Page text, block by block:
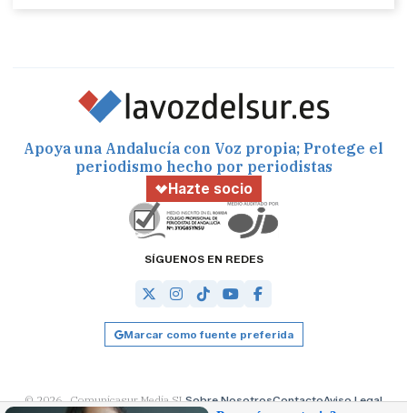
Apoya una Andalucía con Voz propia; Protege el
periodismo hecho por periodistas
Hazte socio
SÍGUENOS EN REDES
Marcar como fuente preferida
© 2026 Comunicasur Media SLSobre NosotrosContactoAviso Legal